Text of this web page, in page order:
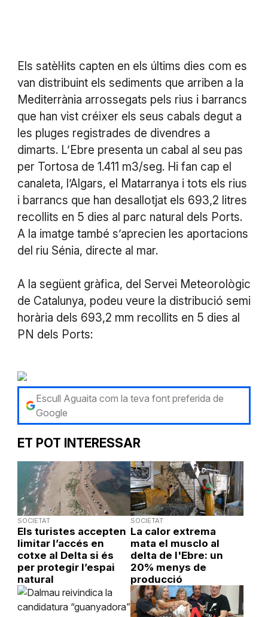
Els satèl·lits capten en els últims dies com es
van distribuint els sediments que arriben a la
Mediterrània arrossegats pels rius i barrancs
que han vist créixer els seus cabals degut a
les pluges registrades de divendres a
dimarts. L’Ebre presenta un cabal al seu pas
per Tortosa de 1.411 m3/seg. Hi fan cap el
canaleta, l’Algars, el Matarranya i tots els rius
i barrancs que han desallotjat els 693,2 litres
recollits en 5 dies al parc natural dels Ports.
A la imatge també s’aprecien les aportacions
del riu Sénia, directe al mar.
A la següent gràfica, del Servei Meteorològic
de Catalunya, podeu veure la distribució semi
horària dels 693,2 mm recollits en 5 dies al
PN dels Ports:
Escull Aguaita com la teva font preferida de
Google
ET POT INTERESSAR
SOCIETAT
Els turistes accepten
limitar l’accés en
cotxe al Delta si és
per protegir l’espai
natural
SOCIETAT
La calor extrema
mata el musclo al
delta de l'Ebre: un
20% menys de
producció